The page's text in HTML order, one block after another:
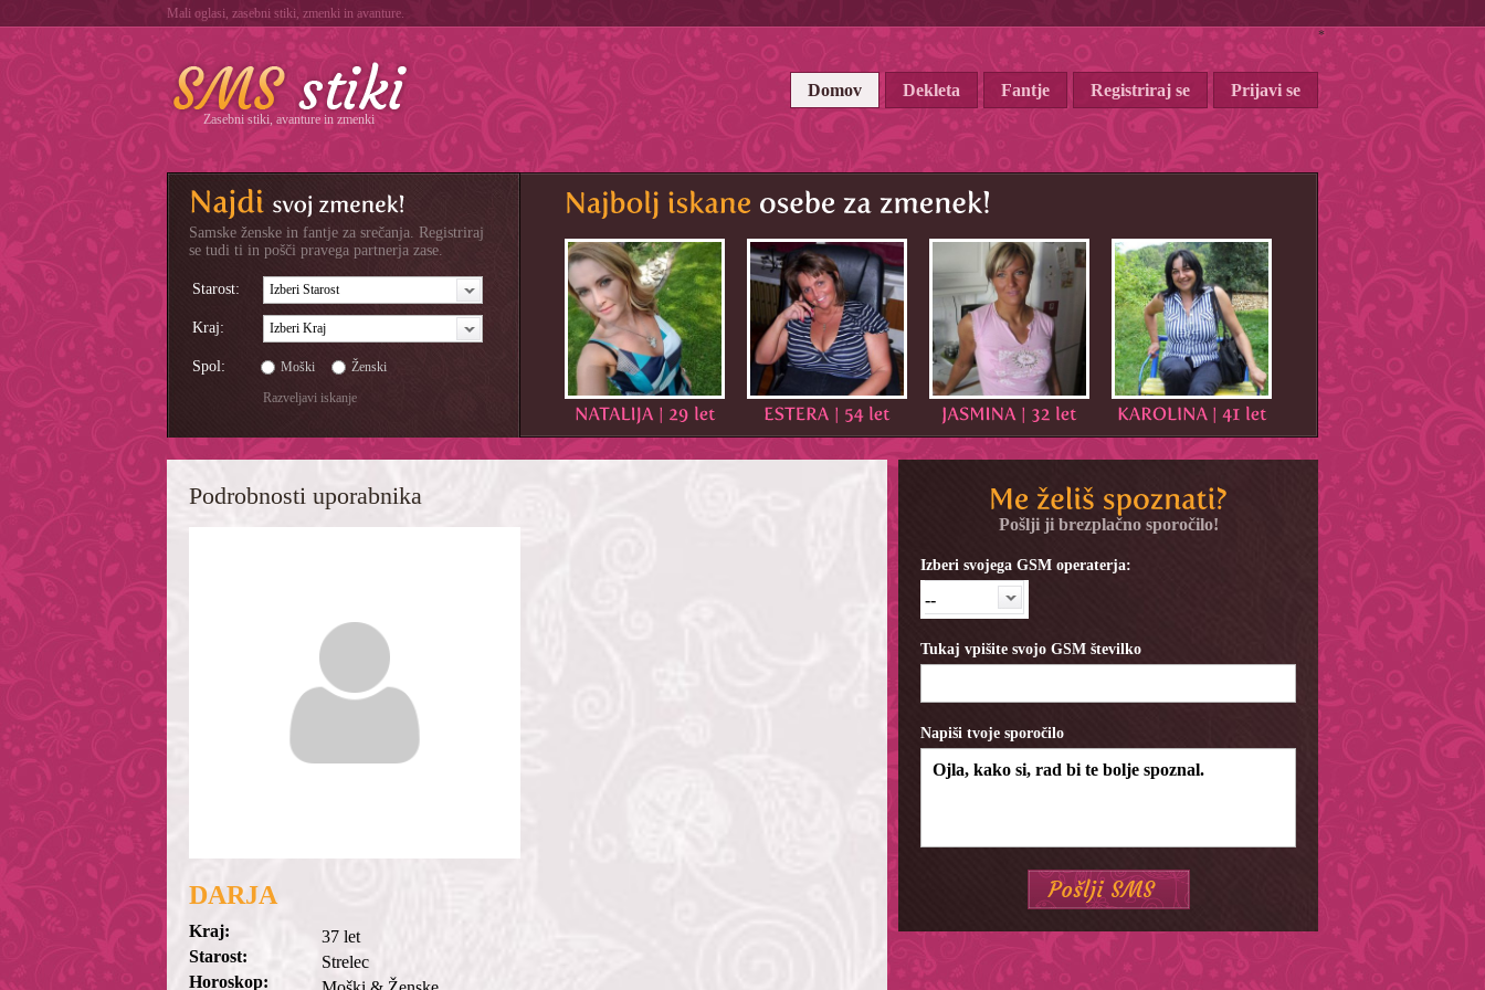
Mali oglasi, zasebni stiki, zmenki in avanture.
Zasebni stiki, avanture in zmenki
Domov Dekleta Fantje Registriraj se Prijavi se
Samske ženske in fantje za srečanja. Registriraj
se tudi ti in pošči pravega partnerja zase.
Starost: Izberi Starost
Kraj: Izberi Kraj
Spol: Moški
Ženski
Razveljavi iskanje
Podrobnosti uporabnika
DARJA
Kraj:
Starost:
Horoskop:
37 let
Strelec
Pošlji ji brezplačno sporočilo!
Izberi svojega GSM operaterja:
--
Tukaj vpišite svojo GSM številko
Napiši tvoje sporočilo
*